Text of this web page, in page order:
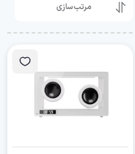
مرتب‌سازی